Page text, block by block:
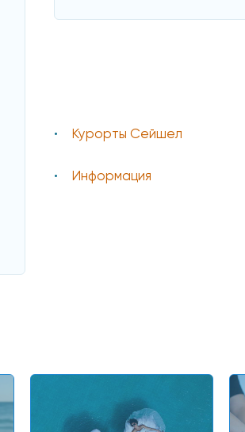
Курорты Сейшел
Информация